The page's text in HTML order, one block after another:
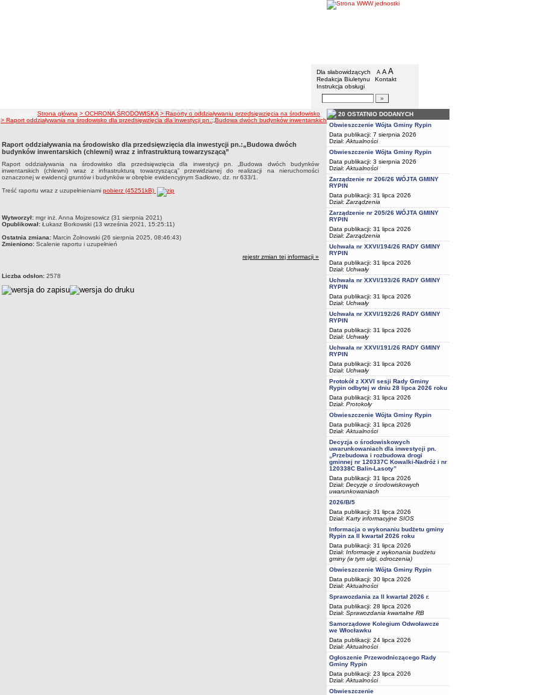
Gmina Rypin
Menu dodatkowe
Dla słabowidzących A pomniejsz czcionkę
A standardowy rozmiar czcionki
A
Redakcja Biuletynu
Kontakt
Instrukcja obsługi
Wyszukiwarka artykułów
ścieżka nawigacji
Strona główna > OCHRONA ŚRODOWISKA > Raporty o oddziaływaniu przedsięwzięcia na środowisko
> Raport oddziaływania na środowisko dla przedsięwzięcia dla inwestycji pn.:„Budowa dwóch budynków inwentarskich (chlewni) wraz z infrastrukturą towarzyszącą”
Raport oddziaływania na środowisko dla przedsięwzięcia dla inwestycji pn.:„Budowa dwóch
budynków inwentarskich (chlewni) wraz z infrastrukturą towarzyszącą”
Raport oddziaływania na środowisko dla przedsięwzięcia dla inwestycji pn. „Budowa dwóch budynków
inwentarskich (chlewni) wraz z infrastrukturą towarzyszącą” przewidzianej do realizacji na nieruchomości
oznaczonej w ewidencji gruntów i budynków w obrębie ewidencyjnym Sadłowo, dz. nr 633/1.
Treść raportu wraz z uzupełnieniami pobierz (45251kB)
metryczka
Wytworzył: mgr inż. Anna Mojzesowicz (31 sierpnia 2021)
Opublikował: Łukasz Borkowski (13 września 2021, 15:25:11)
Ostatnia zmiana: Marcin Żołnowski (26 sierpnia 2025, 08:46:43)
Zmieniono: Scalenie raportu i uzupełnień
rejestr zmian tej informacji »
Liczba odsłon: 2578
20 OSTATNIO DODANYCH
Obwieszczenie Wójta Gminy Rypin
Data publikacji: 7 sierpnia 2026
Dział: Aktualności
Obwieszczenie Wójta Gminy Rypin
Data publikacji: 3 sierpnia 2026
Dział: Aktualności
Zarządzenie nr 206/26 WÓJTA GMINY
RYPIN
Data publikacji: 31 lipca 2026
Dział: Zarządzenia
Zarządzenie nr 205/26 WÓJTA GMINY
RYPIN
Data publikacji: 31 lipca 2026
Dział: Zarządzenia
Uchwała nr XXVI/194/26 RADY GMINY
RYPIN
Data publikacji: 31 lipca 2026
Dział: Uchwały
Uchwała nr XXVI/193/26 RADY GMINY
RYPIN
Data publikacji: 31 lipca 2026
Dział: Uchwały
Uchwała nr XXVI/192/26 RADY GMINY
RYPIN
Data publikacji: 31 lipca 2026
Dział: Uchwały
Uchwała nr XXVI/191/26 RADY GMINY
RYPIN
Data publikacji: 31 lipca 2026
Dział: Uchwały
Protokół z XXVI sesji Rady Gminy
Rypin odbytej w dniu 28 lipca 2026 roku
Data publikacji: 31 lipca 2026
Dział: Protokoły
Obwieszczenie Wójta Gminy Rypin
Data publikacji: 31 lipca 2026
Dział: Aktualności
Decyzja o środowiskowych
uwarunkowaniach dla inwestycji pn.
„Przebudowa i rozbudowa drogi
gminnej nr 120337C Kowalki-Nadróż i nr
120338C Balin-Lasoty”
Data publikacji: 31 lipca 2026
Dział: Decyzje o środowiskowych
uwarunkowaniach
2026/B/5
Data publikacji: 31 lipca 2026
Dział: Karty informacyjne SIOS
Informacja o wykonaniu budżetu gminy
Rypin za II kwartał 2026 roku
Data publikacji: 31 lipca 2026
Dział: Informacje z wykonania budżetu
gminy (w tym ulgi, odroczenia)
Obwieszczenie Wójta Gminy Rypin
Data publikacji: 30 lipca 2026
Dział: Aktualności
Sprawozdania za II kwartał 2026 r.
Data publikacji: 28 lipca 2026
Dział: Sprawozdania kwartalne RB
Samorządowe Kolegium Odwoławcze
we Włocławku
Data publikacji: 24 lipca 2026
Dział: Aktualności
Ogłoszenie Przewodniczącego Rady
Gminy Rypin
Data publikacji: 23 lipca 2026
Dział: Aktualności
Obwieszczenie